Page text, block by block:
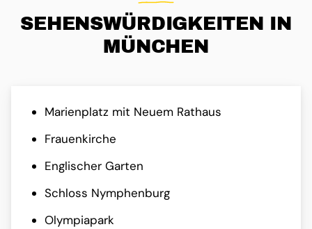
SEHENS­WÜRDIG­KEITEN IN
MÜNCHEN
Marienplatz mit Neuem Rathaus
Frauenkirche
Englischer Garten
Schloss Nymphenburg
Olympiapark